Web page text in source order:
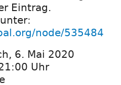
Eintrag.
node/535484
6. Mai 2020
Uhr